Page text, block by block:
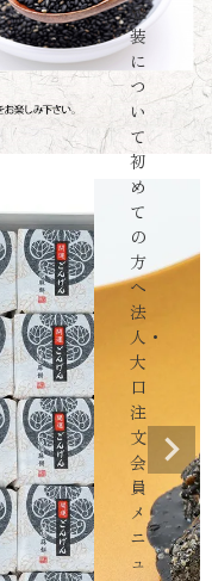
包
装
に
つ
い
て
初
め
て
の
方
へ
法
人・
大
口
注
文
会
員
メ
ニ
ュ